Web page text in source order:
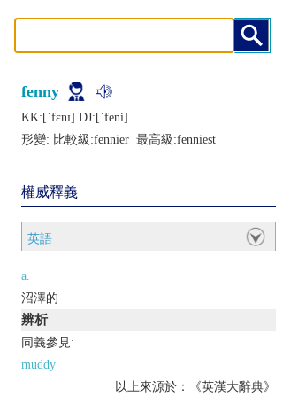
fenny
KK:[ˈfɛnɪ] DJ:[ˈfеni]
形變: 比較級:fennier 最高級:fenniest
權威釋義
英語
a.
沼澤的
辨析
同義參見:
muddy
以上來源於：《英漢大辭典》